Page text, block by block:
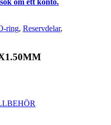
ring, Reservdelar,